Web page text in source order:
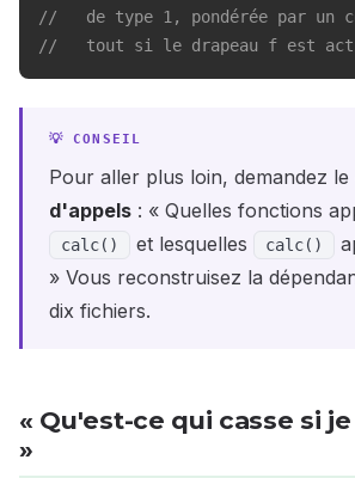
//   de type 1, pondérée par un
//   tout si le drapeau f est
Pour aller plus loin, demandez le
d'appels : « Quelles fonctions
calc() et lesquelles calc()
» Vous reconstruisez la
dix fichiers.
« Qu'est-ce qui casse si
»